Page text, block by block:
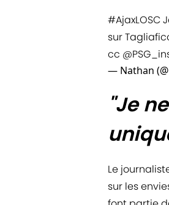
#AjaxLOSC
sur
cc
— Nathan
"Je
Le
sur les